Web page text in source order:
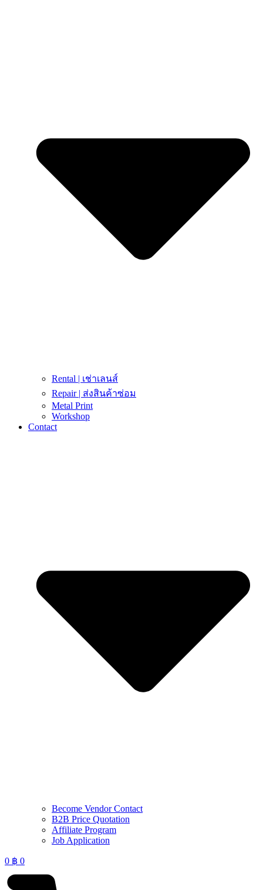
Rental | เช่าเลนส์
Repair | ส่งสินค้าซ่อม
Metal Print
Workshop
Contact
Become Vendor Contact
B2B Price Quotation
Affiliate Program
Job Application
0 ฿ 0